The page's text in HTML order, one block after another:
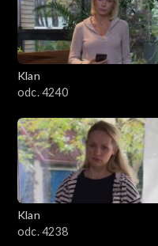
Klan
odc. 4240
Klan
odc. 4238